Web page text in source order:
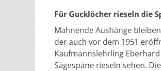
Für Gucklöcher rieseln die
Mahnende Aushänge
der auch vor dem 1951
Kaufmannslehrling
Sägespäne rieseln sehen.